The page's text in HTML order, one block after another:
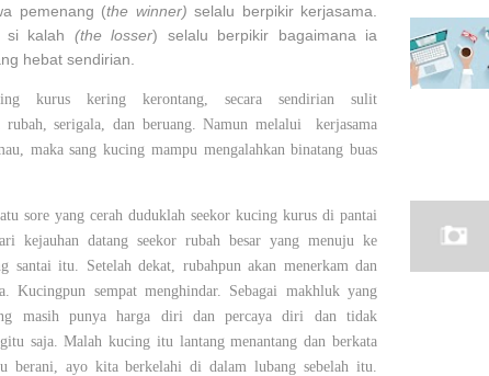
pemenang (the winner)selalu berpikir kerjasama.
si kalah (the losser) selalu berpikir bagaimana ia
hebat sendirian.
kurus kering kerontang, secara sendirian sulit
rubah, serigala, dan beruang. Namun melalui
kerjasama
maka sang kucing mampu mengalahkan binatang buas
sore yang cerah duduklah seekor kucing kurus di pantai
kejauhan datang seekor rubah besar yang menuju ke
santai itu. Setelah dekat, rubahpun akan menerkam dan
Kucingpun sempat menghindar. Sebagai makhluk yang
masih punya harga diri dan percaya diri dan tidak
saja. Malah kucing itu lantang menantang dan berkata
berani, ayo kita berkelahi di dalam lubang sebelah itu.